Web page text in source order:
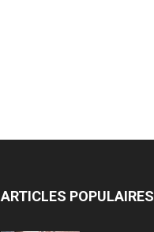
ARTICLES POPULAIRES